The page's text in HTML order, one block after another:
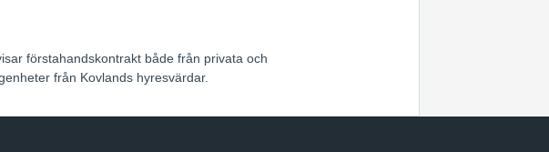
förstahandskontrakt både från privata och
från Kovlands hyresvärdar.